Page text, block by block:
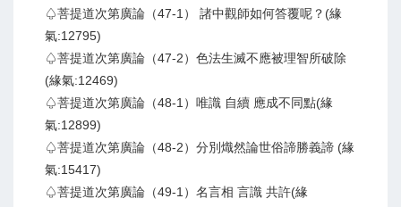
♤菩提道次第廣論（47-1） 諸中觀師如何答覆呢？(緣
氣:12795)
♤菩提道次第廣論（47-2）色法生滅不應被理智所破除
(緣氣:12469)
♤菩提道次第廣論（48-1）唯識 自續 應成不同點(緣
氣:12899)
♤菩提道次第廣論（48-2）分別熾然論世俗諦勝義諦 (緣
氣:15417)
♤菩提道次第廣論（49-1）名言相 言識 共許(緣